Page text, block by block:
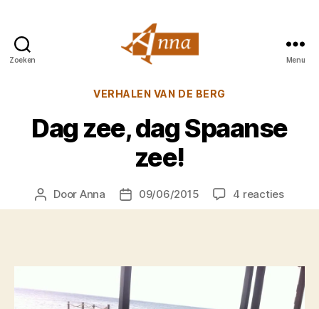
Zoeken
van
Menu
Categorieën
VERHALEN VAN DE BERG
Dag zee, dag Spaanse
zee!
Berichtauteur
Door Anna Berichtdatum
09/06/2015 4 reactiesop
Dag
zee!